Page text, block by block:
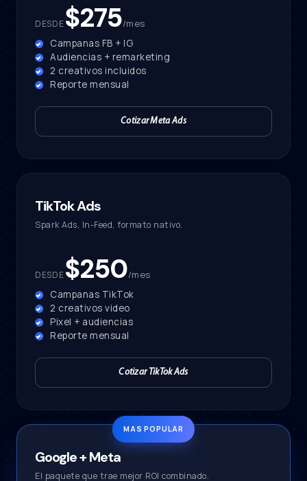
DESDE$275/mes
Campanas FB + IG
Audiencias + remarketing
2 creativos incluidos
Reporte mensual
Cotizar Meta Ads
TikTok Ads
Spark Ads, In-Feed, formato nativo.
DESDE$250/mes
Campanas TikTok
2 creativos video
Pixel + audiencias
Reporte mensual
Cotizar TikTok Ads
Google + Meta
El paquete que trae mejor ROI combinado.